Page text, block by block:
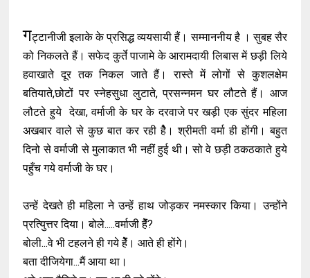
गट्टानीजी इलाके के प्रसिद्ध व्ययसायी हैं। सम्माननीय है । सुबह सैर
को निकलते हैं। सफेद कुर्ते पाजामे के आरामदायी लिबास में छड़ी लिये
हवाखाते दूर तक निकल जाते हैं। रास्ते में लोगों से कुशलक्षेम
बतियाते,छोटों पर स्नेहसुधा लुटाते, प्रसन्नमन घर लौटते हैं। आज
लौटते हुये देखा, वर्माजी के घर के दरवाजे पर खड़ी एक सुंदर महिला
अखबार वाले से कुछ बात कर रही हेै। श्रीमती वर्मा ही होंगी। बहुत
दिनो से वर्माजी से मुलाकात भी नहीं हुई थी। सो वे छड़ी ठकठकाते हुये
पहुँच गये वर्माजी के घर।
उन्हें देखते ही महिला ने उन्हें हाथ जोड़कर नमस्कार किया। उन्होंने
प्रत्यिुत्तर दिया। बोले.....वर्माजी हेैंं?
बोली...वे भी टहलने ही गये हेैंं। आते ही होंगे।
बता दीजियेगा...मैं आया था।